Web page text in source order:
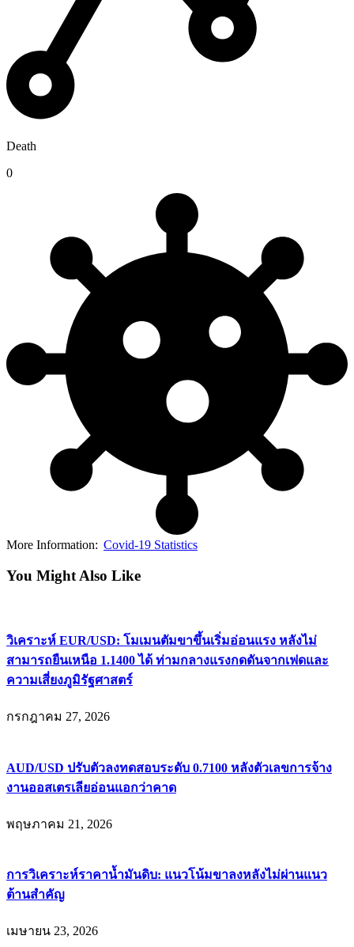
Death
0
More Information: Covid-19 Statistics
You Might Also Like
วิเคราะห์ EUR/USD: โมเมนตัมขาขึ้นเริ่มอ่อนแรง หลังไม่
สามารถยืนเหนือ 1.1400 ได้ ท่ามกลางแรงกดดันจากเฟดและ
ความเสี่ยงภูมิรัฐศาสตร์
กรกฎาคม 27, 2026
AUD/USD ปรับตัวลงทดสอบระดับ 0.7100 หลังตัวเลขการจ้าง
งานออสเตรเลียอ่อนแอกว่าคาด
พฤษภาคม 21, 2026
การวิเคราะห์ราคาน้ำมันดิบ: แนวโน้มขาลงหลังไม่ผ่านแนว
ต้านสำคัญ
เมษายน 23, 2026